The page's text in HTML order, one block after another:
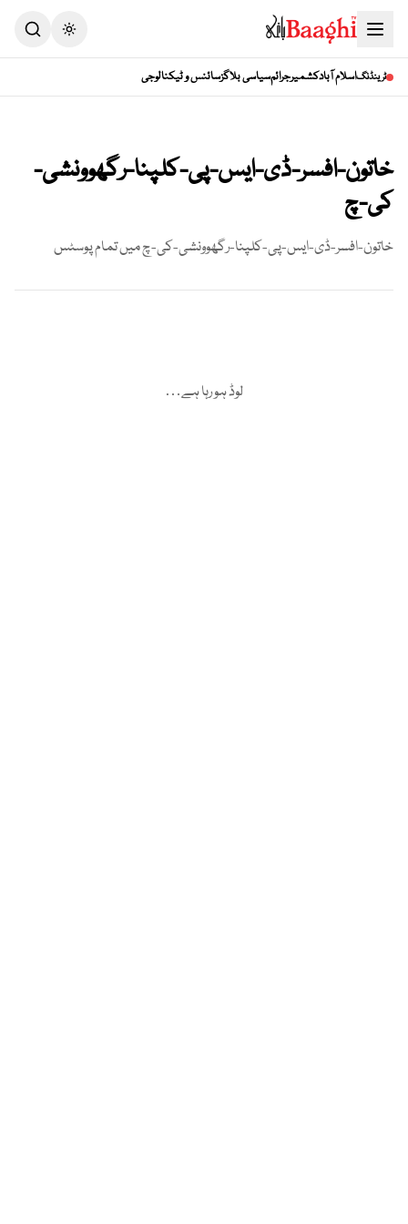
Toggle theme
ٹرینڈنگاسلام آبادکشمیرجرائمسیاسی بلاگزسائنس و ٹیکنالوجی
خاتون-افسر-ڈی-ایس-پی-کلپنا-رگھوونشی-
کی-چ
خاتون-افسر-ڈی-ایس-پی-کلپنا-رگھوونشی-کی-چمیں تمام پوسٹس
لوڈ ہو رہا ہے…